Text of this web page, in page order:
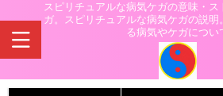
スピリチュアルな病気ケガの意味・
ガ。スピリチュアルな病気ケガの説
る病気やケガについ